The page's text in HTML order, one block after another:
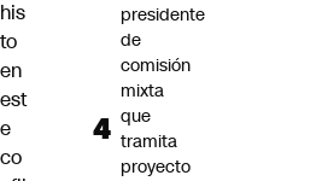
his
to
en
est
e
co
presidente
de
comisión
mixta
que
tramita
proyecto